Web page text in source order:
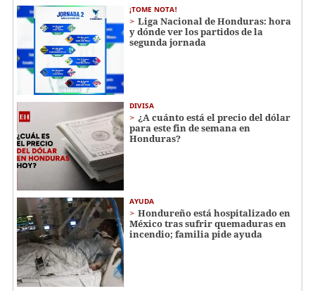
¡TOME NOTA!
Liga Nacional de Honduras: hora
y dónde ver los partidos de la
segunda jornada
DIVISA
¿A cuánto está el precio del dólar
para este fin de semana en
Honduras?
AYUDA
Hondureño está hospitalizado en
México tras sufrir quemaduras en
incendio; familia pide ayuda